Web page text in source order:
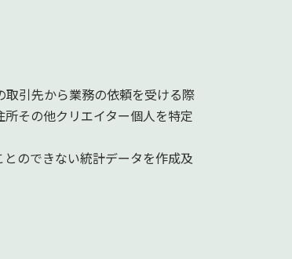
引先から業務の依頼を受ける際
その他クリエイター個人を特定
のできない統計データを作成及